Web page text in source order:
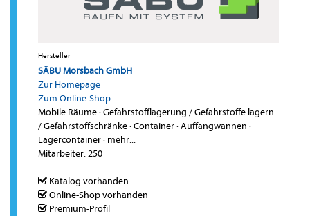
Hersteller
SÄBU Morsbach GmbH
Zur Homepage
Zum Online-Shop
Mobile Räume·Gefahrstofflagerung / Gefahrstoffe lagern
/ Gefahrstoffschränke·Container·Auffangwannen ·
Lagercontainer· mehr...
Mitarbeiter: 250
Katalog vorhanden
Online-Shop vorhanden
Premium-Profil